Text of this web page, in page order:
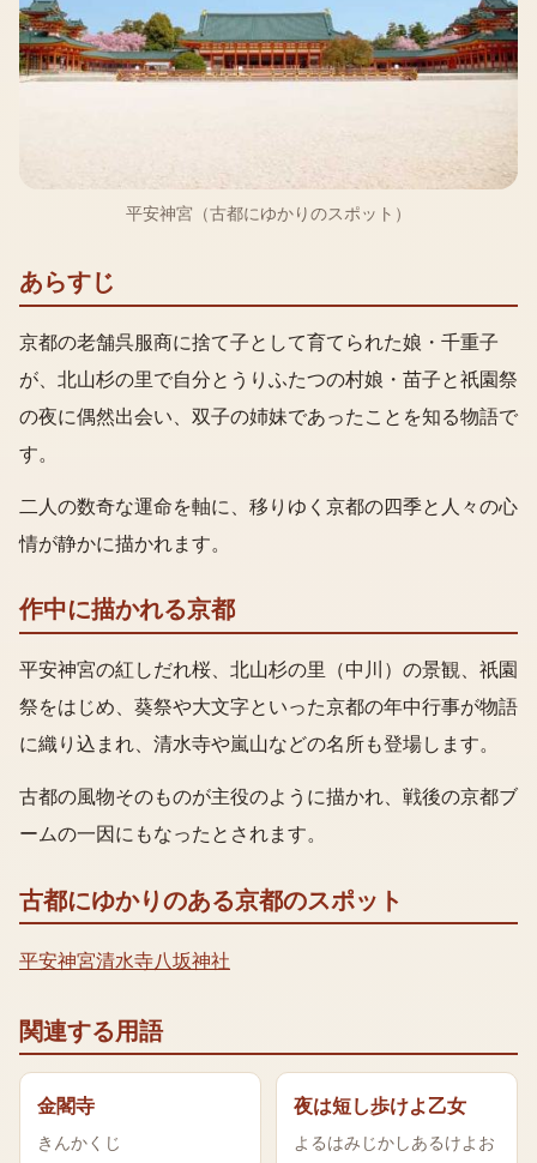
平安神宮（古都にゆかりのスポット）
あらすじ
京都の老舗呉服商に捨て子として育てられた娘・千重子
が、北山杉の里で自分とうりふたつの村娘・苗子と祇園祭
の夜に偶然出会い、双子の姉妹であったことを知る物語で
す。
二人の数奇な運命を軸に、移りゆく京都の四季と人々の心
情が静かに描かれます。
作中に描かれる京都
平安神宮の紅しだれ桜、北山杉の里（中川）の景観、祇園
祭をはじめ、葵祭や大文字といった京都の年中行事が物語
に織り込まれ、清水寺や嵐山などの名所も登場します。
古都の風物そのものが主役のように描かれ、戦後の京都ブ
ームの一因にもなったとされます。
古都にゆかりのある京都のスポット
平安神宮清水寺八坂神社
関連する用語
金閣寺
きんかくじ
夜は短し歩けよ乙女
よるはみじかしあるけよお